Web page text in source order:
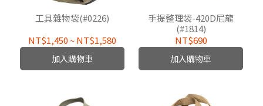
工具雜物袋(#0226)
NT$1,450~NT$1,580
加入購物車
手提整理袋-420D尼龍
(#1814)
NT$690
加入購物車